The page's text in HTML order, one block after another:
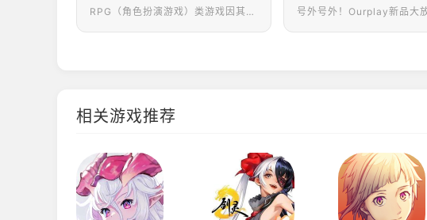
RPG（角色扮演游戏）类游戏因其独特的魅力和深度而深受玩家喜爱。这种游戏允许玩家创造和发展自己的角色。从角色的外观到技能、属性的选择，玩家可以个性化地塑造自己的游戏角色。通过角色的成长和进化，玩家能体验到从无名小卒到英雄豪杰的成就感。不仅如此，这类游戏通常以丰富的故事情节为核心，包含复杂的角色关系、战略性的情节发展和跌宕起伏的剧情转折。玩家在游戏中扮演主角，通过参与故事中的冒险和挑战，深度沉浸于游戏世界之中。总之，RPG类游戏以其丰富的故事情节、角色发展和战斗策略的深度，以及允许玩家在一个虚拟世界中自由探索和交互的特性，成为了许多玩家长时间投入和热爱的游戏类型。今天给大家介绍几款高分RPG手游，让我们一起走进剧情，探索游戏的世界吧！
相关游戏推荐